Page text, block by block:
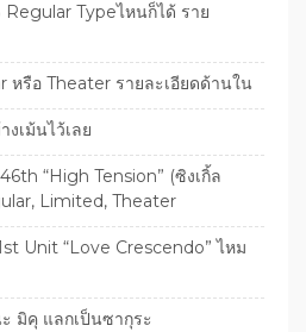
Typeไหนก็ได้ ราย
หรือ Theater รายละเอียดด้านใน
เม้นไว้เลย
“High Tension” (ซิงเกิ้ล
Limited, Theater
Unit “Love Crescendo” ไหม
มิคุ แลกเป็นซากุระ